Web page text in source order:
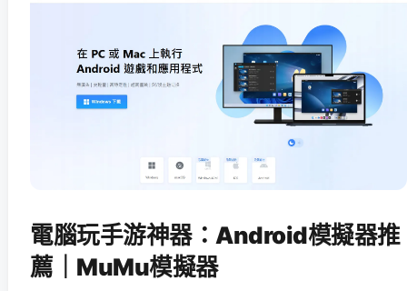
電腦玩手游神器：Android模擬器推
薦｜MuMu模擬器